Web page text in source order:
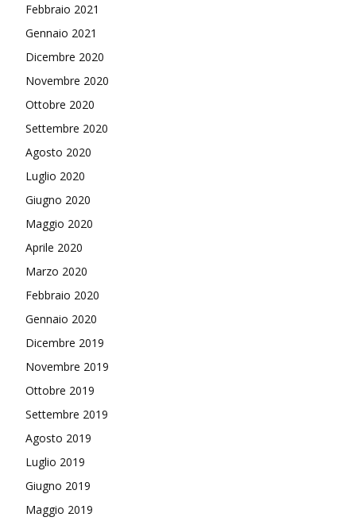
Febbraio 2021
Gennaio 2021
Dicembre 2020
Novembre 2020
Ottobre 2020
Settembre 2020
Agosto 2020
Luglio 2020
Giugno 2020
Maggio 2020
Aprile 2020
Marzo 2020
Febbraio 2020
Gennaio 2020
Dicembre 2019
Novembre 2019
Ottobre 2019
Settembre 2019
Agosto 2019
Luglio 2019
Giugno 2019
Maggio 2019